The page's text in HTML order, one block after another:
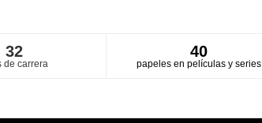
32
de carrera
40
papeles en películas y series